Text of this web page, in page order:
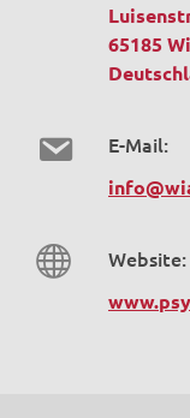
65185
E-Mail:
Website: